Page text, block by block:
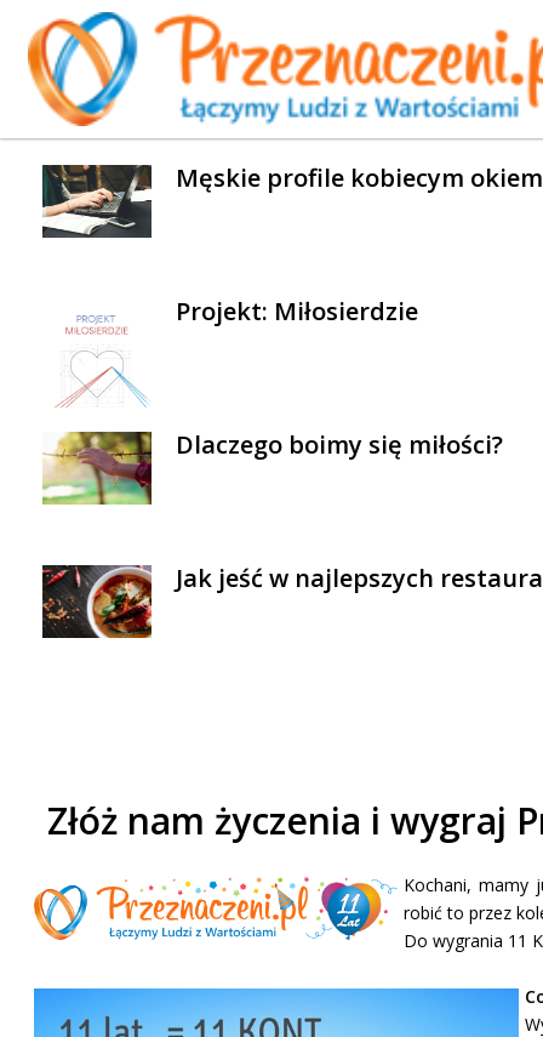
WYBRANE AKTUALNOŚCI
Męskie profile kobiecym okiem
Projekt: Miłosierdzie
Dlaczego boimy się miłości?
Jak jeść w najlepszych
Złóż nam życzenia i
Kochani, mamy
robić to przez
Do wygrania 11